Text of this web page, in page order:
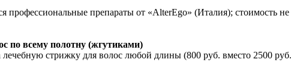
профессиональные препараты от «AlterEgo» (Италия); стоимость
по всему полотну (жгутиками)
стрижку для волос любой длины (800 руб. вместо 2500